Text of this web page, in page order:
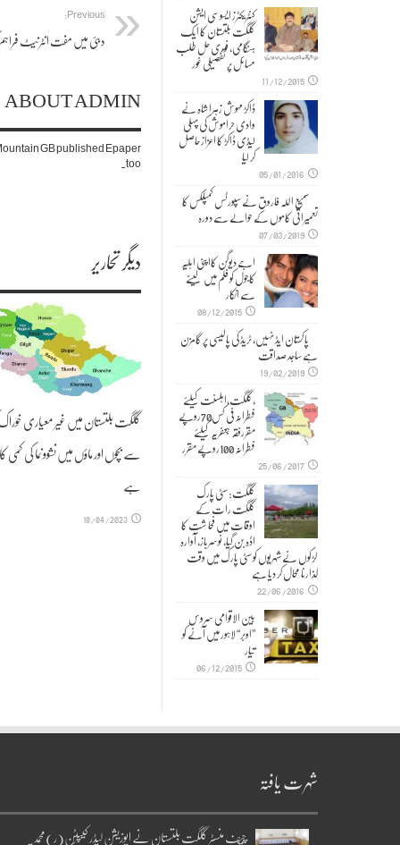
Previous:
دبئی میں مفت انٹرنیٹ
ABOUT ADMIN
GB published Epaper
too.
دیگر تحاریر
گلگت بلتستان میں غیر معیاری
سے بچوں اور ماؤں میں نشوونما کی کمی
ہے
10/04/2023
کنٹریکٹرز ایسوسی ایشن
گلگت بلتستان کا ایک
ہنگامی, فوری حل طلب
مسائل پر تفصیلی غور
11/12/2015
ڈاکڑ مہوش زہرا شاہ نے
وادی حراموش کی پہلی
لیڈی ڈاکڑ کا اعزاز حاصل
کر لیا
05/01/2016
سمیع اللہ فاروق نے سپورٹس کمپلکس کا
تعمیراتی کاموں کے حوالے سے دورہ
07/03/2019
اجے دیوگن کااپنی اہلیہ
کاجول کو فلم میں لینے
سے انکار
08/12/2015
پاکستان ایڈ نہیں، ٹریڈ کی پالیسی پر گامزن
ہے ساجد صداقت
19/02/2019
,گلگت،اہلسنت کیلئے
فطرانہ فی کس70روپے
مقررفقہ جعفریہ کیلئے
فطرانہ 100روپے مقرر
25/06/2017
گلگت: سٹی پارک
گلگت رات کے
اوقات میں فحا شت کا
اڈہ بن گیا، نوسرباز، آوارہ
لڑکوں نے شہریوں کو سٹی پارک میں وقت
گذارنا محال کر دیا ہے
22/06/2016
بین الاقوامی سروس
”اوبر“ لاہور میں آنے کو
تیار
06/12/2015
شہرت یافتہ
چیف منسٹر گلگت بلتستان نے اپوزیشن لیڈر کیپٹن(ر)محمد